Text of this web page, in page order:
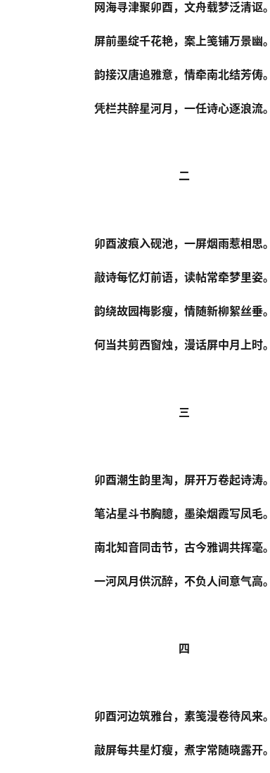
网海寻津聚卯酉，文舟载梦泛清讴。
屏前墨绽千花艳，案上笺铺万景幽。
韵接汉唐追雅意，情牵南北结芳俦。
凭栏共醉星河月，一任诗心逐浪流。
二
卯酉波痕入砚池，一屏烟雨惹相思。
敲诗每忆灯前语，读帖常牵梦里姿。
韵绕故园梅影瘦，情随新柳絮丝垂。
何当共剪西窗烛，漫话屏中月上时。
三
卯酉潮生韵里淘，屏开万卷起诗涛。
笔沾星斗书胸臆，墨染烟霞写凤毛。
南北知音同击节，古今雅调共挥毫。
一河风月供沉醉，不负人间意气高。
四
卯酉河边筑雅台，素笺漫卷待风来。
敲屏每共星灯瘦，煮字常随晓露开。